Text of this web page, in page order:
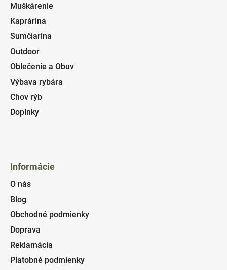
Muškárenie
Kaprárina
Sumčiarina
Outdoor
Oblečenie a Obuv
Výbava rybára
Chov rýb
Doplnky
Informácie
O nás
Blog
Obchodné podmienky
Doprava
Reklamácia
Platobné podmienky